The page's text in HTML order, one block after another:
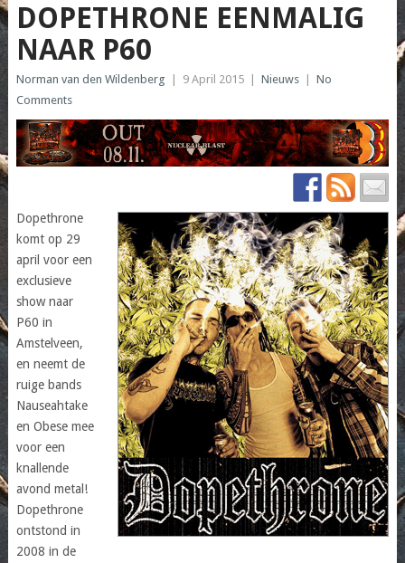
DOPETHRONE EENMALIG
NAAR P60
Norman van den Wildenberg 9 April 2015 Nieuws
No
Comments
Dopethrone
komt op 29
april voor een
exclusieve
show naar
P60 in
Amstelveen,
en neemt de
ruige bands
Nauseahtake
en Obese mee
voor een
knallende
avond metal!
Dopethrone
ontstond in
2008 in de